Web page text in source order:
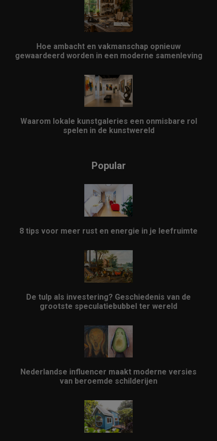
Hoe ambacht en vakmanschap opnieuw
gewaardeerd worden in een moderne samenleving
Waarom lokale kunstgaleries een onmisbare rol
spelen in de kunstwereld
Popular
8 tips voor meer rust en energie in je leefruimte
De tulp als investering? Geschiedenis van de
grootste speculatiebubbel ter wereld
Nederlandse influencer maakt moderne versies
van beroemde schilderijen